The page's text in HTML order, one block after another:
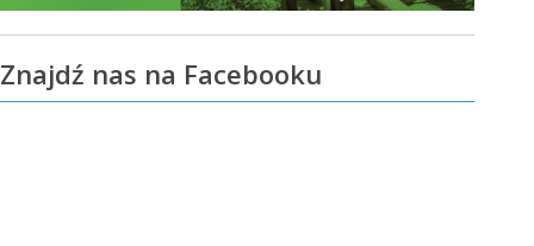
Znajdź nas na Facebooku